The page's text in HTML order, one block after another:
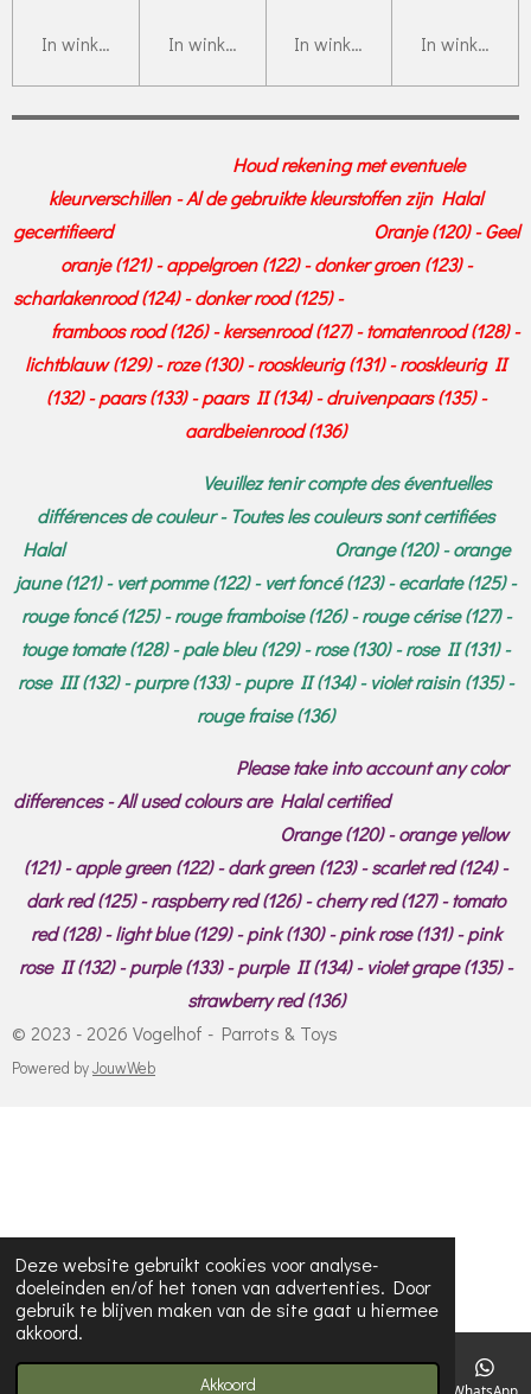
Deze website gebruikt cookies voor analyse-
doeleinden en/of het tonen van advertenties. Door
gebruik te blijven maken van de site gaat u hiermee
akkoord.
Akkoord
In winkelwagen In winkelwagen In winkelwagen In
Houd rekening met eventuele
kleurverschillen - Al de gebruikte kleurstoffen zijn Halal
gecertifieerd Oranje (120) - Geel
oranje (121) - appelgroen (122) - donker groen (123) -
scharlakenrood (124) - donker rood (125) -
framboos rood (126) - kersenrood (127) - tomatenrood (128) -
lichtblauw (129) - roze (130) - rooskleurig (131) - rooskleurig II
(132) - paars (133) - paars II (134) - druivenpaars (135) -
aardbeienrood (136)
Veuillez tenir compte des éventuelles
différences de couleur - Toutes les couleurs sont certifiées
Halal Orange (120) - orange
jaune (121) - vert pomme (122) - vert foncé (123) - ecarlate (125) -
rouge foncé (125) - rouge framboise (126) - rouge cérise (127) -
touge tomate (128) - pale bleu (129) - rose (130) - rose II (131) -
rose III (132) - purpre (133) - pupre II (134) - violet raisin (135) -
rouge fraise (136)
Please take into account any color
differences - All used colours are Halal certified
Orange (120) - orange yellow
(121) - apple green (122) - dark green (123) - scarlet red (124) -
dark red (125) - raspberry red (126) - cherry red (127) - tomato
red (128) - light blue (129) - pink (130) - pink rose (131) - pink
rose II (132) - purple (133) - purple II (134) - violet grape (135) -
strawberry red (136)
© 2023 - 2026 Vogelhof - Parrots & Toys
Powered byJouwWeb